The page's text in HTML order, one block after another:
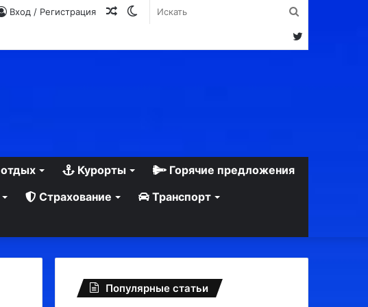
Switch
Случайная
Вход / Регистрация
Twitter
Курорты
Горячие предложения
Страхование
Транспорт
Популярные статьи